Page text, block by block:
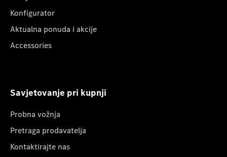
Konfigurator
Aktualna ponuda i akcije
Accessories
Savjetovanje pri kupnji
Probna vožnja
Pretraga prodavatelja
Kontaktirajte nas